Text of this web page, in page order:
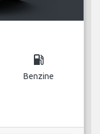
local_gas_station
Benzine